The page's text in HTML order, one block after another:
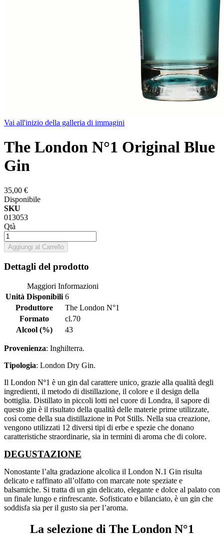
Vai all'inizio della galleria di immagini
The London N°1 Original Blue
Gin
35,00 €
Disponibile
SKU
013053
Qtà
Aggiungi al Carrello
Dettagli del prodotto
Maggiori Informazioni
Unità Disponibili 6
Produttore
The London N°1
Formato
cl.70
Alcool (%)
43
Provenienza: Inghilterra.
Tipologia: London Dry Gin.
Il London Nº1 è un gin dal carattere unico, grazie alla qualità degli
ingredienti, il metodo di distillazione, il colore e il design della
bottiglia. Distillato in piccoli lotti nel cuore di Londra, il sapore di
questo gin è il risultato della qualità delle materie prime utilizzate,
così come della sua distillazione in Pot Stills. Nella sua creazione,
vengono utilizzati 12 diversi tipi di erbe e spezie che donano
caratteristiche straordinarie, sia in termini di aroma che di colore.
DEGUSTAZIONE
Nonostante l’alta gradazione alcolica il London N.1 Gin risulta
delicato e raffinato all’olfatto con marcate note speziate e
balsamiche. Si tratta di un gin delicato, elegante e dolce al palato con
un finale lungo e rinfrescante. Sofisticato e bilanciato, è un gin che
soddisfa sia per il gusto sia per l’aroma.
La selezione di The London N°1